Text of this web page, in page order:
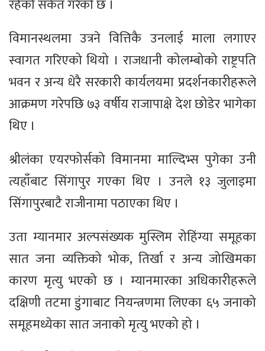
रहेको संकेत गरेको छ ।
विमानस्थलमा उत्रने वित्तिकै उनलाई माला लगाएर
स्वागत गरिएको थियो । राजधानी कोलम्बोको राष्ट्रपति
भवन र अन्य धेरै सरकारी कार्यलयमा प्रदर्शनकारीहरूले
आक्रमण गरेपछि ७३ वर्षीय राजापाक्षे देश छोडेर भागेका
थिए ।
श्रीलंका एयरफोर्सको विमानमा माल्दिभ्स पुगेका उनी
त्यहाँबाट सिंगापुर गएका थिए । उनले १३ जुलाइमा
सिंगापुरबाटै राजीनामा पठाएका थिए ।
उता म्यानमार अल्पसंख्यक मुस्लिम रोहिंग्या समूहका
सात जना व्यक्तिको भोक, तिर्खा र अन्य जोखिमका
कारण मृत्यु भएको छ । म्यानमारका अधिकारीहरूले
दक्षिणी तटमा डुंगाबाट नियन्त्रणमा लिएका ६५ जनाको
समूहमध्येका सात जनाको मृत्यु भएको हो ।